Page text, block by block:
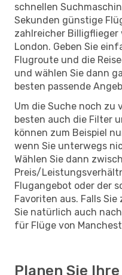
schnellen
Sekunden günstige
zahlreicher Billigflieger
London. Geben Sie
Flugroute und die
und wählen Sie dann
besten passende
Um die Suche noch zu
besten auch die Filter
können zum Beispiel
wenn Sie unterwegs
Wählen Sie dann
Preis/
Flugangebot oder der
Favoriten aus. Falls
Sie natürlich auch
für Flüge von
Planen Sie